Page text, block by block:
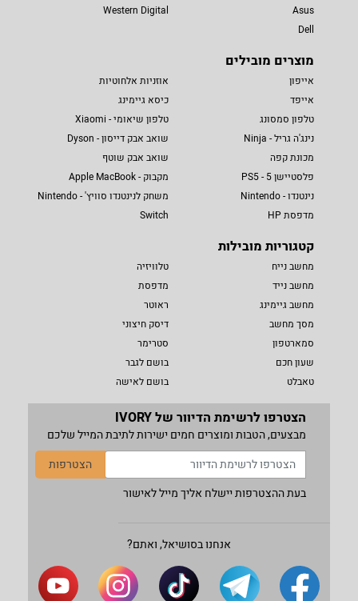
Asus
Dell
Western Digital
מוצרים מובילים
אייפון
אייפד
טלפון סמסונג
נינג'ה גריל - Ninja
מכונת קפה
פלסטיישן 5 - PS5
נינטנדו - Nintendo
מדפסת HP
אוזניות אלחוטיות
כיסא גיימינג
טלפון שיאומי - Xiaomi
שואב אבק דייסון - Dyson
שואב אבק שוטף
מקבוק - Apple MacBook
משחק לנינטנדו סוויץ' - Nintendo
Switch
קטגוריות מובילות
מחשב נייח
מחשב נייד
מחשב גיימינג
מסך מחשב
סמארטפון
שעון חכם
טאבלט
טלוויזיה
מדפסת
ראוטר
דיסק חיצוני
סטרימר
בושם לגבר
בושם לאישה
הצטרפו לרשימת הדיוור של IVORY
מבצעים, הטבות ומוצרים חמים ישירות לתיבת המייל שלכם
הצטרפות
בעת ההצטרפות יישלח אליך מייל לאישור
אנחנו בסושיאל, ואתם?